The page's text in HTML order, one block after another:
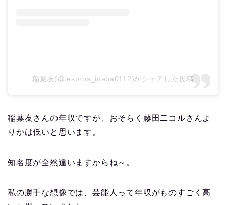
稲葉友(@lespros_inaba0112)がシェアした投稿
稲葉友さんの年収ですが、おそらく藤田二コルさんよ
りかは低いと思います。
知名度が全然違いますからね～。
私の勝手な想像では、芸能人って年収がものすごく高